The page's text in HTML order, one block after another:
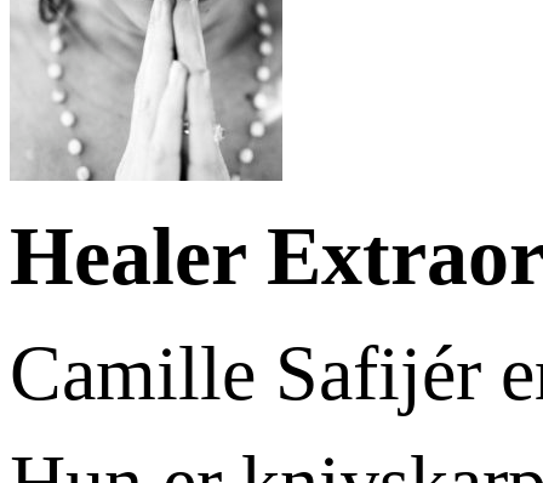
Healer
Camille Safijér